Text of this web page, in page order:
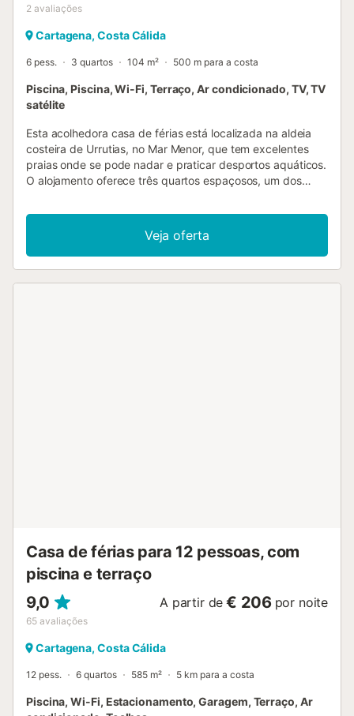
2 avaliações
Cartagena, Costa Cálida
6 pess. 3 quartos 104 m² 500 m para a costa
Piscina, Piscina, Wi-Fi, Terraço, Ar condicionado, TV, TV
satélite
Esta acolhedora casa de férias está localizada na aldeia
costeira de Urrutias, no Mar Menor, que tem excelentes
praias onde se pode nadar e praticar desportos aquáticos.
O alojamento oferece três quartos espaçosos, um dos
pequeno-almoço ao sol. A sala de estar/jantar, espaçosa e
moderna, é ideal para desfrutar do tempo em conjunto. No
exterior, existe uma piscina para se refrescar, um
barbecue e uma grande mesa para refeições ao ar livre.
Veja oferta
Casa de férias para 12 pessoas, com
piscina e terraço
9,0
65 avaliações
A partir de € 206 por noite
Cartagena, Costa Cálida
12 pess. 6 quartos 585 m² 5 km para a costa
Piscina, Wi-Fi, Estacionamento, Garagem, Terraço, Ar